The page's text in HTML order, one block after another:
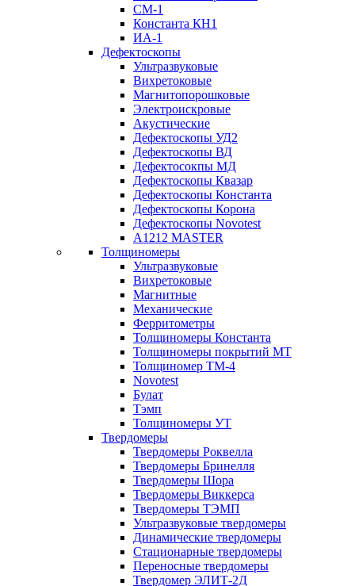
СМ-1
Константа КН1
ИА-1
Дефектоскопы
Ультразвуковые
Вихретоковые
Магнитопорошковые
Электроискровые
Акустические
Дефектоскопы УД2
Дефектоскопы ВД
Дефектосокпы МД
Дефектоскопы Квазар
Дефектоскопы Константа
Дефектоскопы Корона
Дефектоскопы Novotest
А1212 MASTER
Толщиномеры
Ультразвуковые
Вихретоковые
Магнитные
Механические
Ферритометры
Толщиномеры Константа
Толщиномеры покрытий МТ
Толщиномер ТМ-4
Novotest
Булат
Тэмп
Толщиномеры УТ
Твердомеры
Твердомеры Роквелла
Твердомеры Бринелля
Твердомеры Шора
Твердомеры Виккерса
Твердомеры ТЭМП
Ультразвуковые твердомеры
Динамические твердомеры
Стационарные твердомеры
Переносные твердомеры
Твердомер ЭЛИТ-2Д